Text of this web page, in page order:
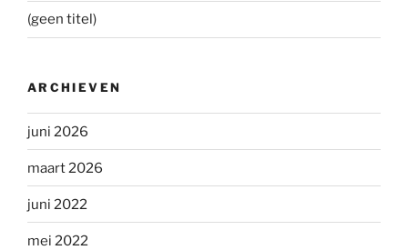
(geen titel)
ARCHIEVEN
juni 2026
maart 2026
juni 2022
mei 2022